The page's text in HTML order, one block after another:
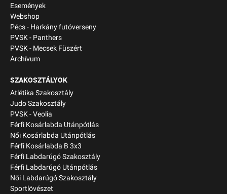
Események
Webshop
Pécs - Harkány futóverseny
PVSK - Panthers
PVSK - Mecsek Füszért
Archívum
SZAKOSZTÁLYOK
Atlétika Szakosztály
Judo Szakosztály
PVSK - Veolia
Férfi Kosárlabda Utánpótlás
Női Kosárlabda Utánpótlás
Férfi Kosárlabda B 3x3
Férfi Labdarúgó Szakosztály
Férfi Labdarúgó Utánpótlás
Női Labdarúgó Szakosztály
Sportlövészet